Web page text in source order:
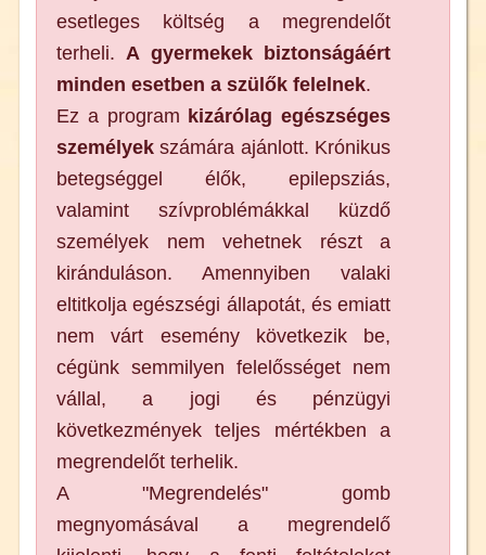
esetleges költség a megrendelőt
terheli. A gyermekek biztonságáért
minden esetben a szülők felelnek.
Ez a program kizárólag egészséges
személyek számára ajánlott. Krónikus
betegséggel élők, epilepsziás,
valamint szívproblémákkal küzdő
személyek nem vehetnek részt a
kiránduláson. Amennyiben valaki
eltitkolja egészségi állapotát, és emiatt
nem várt esemény következik be,
cégünk semmilyen felelősséget nem
vállal, a jogi és pénzügyi
következmények teljes mértékben a
megrendelőt terhelik.
A "Megrendelés" gomb
megnyomásával a megrendelő